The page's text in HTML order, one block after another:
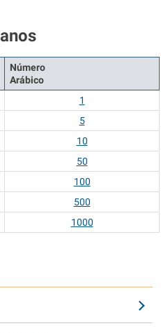
Número
Arábico
1
5
10
50
100
500
1000